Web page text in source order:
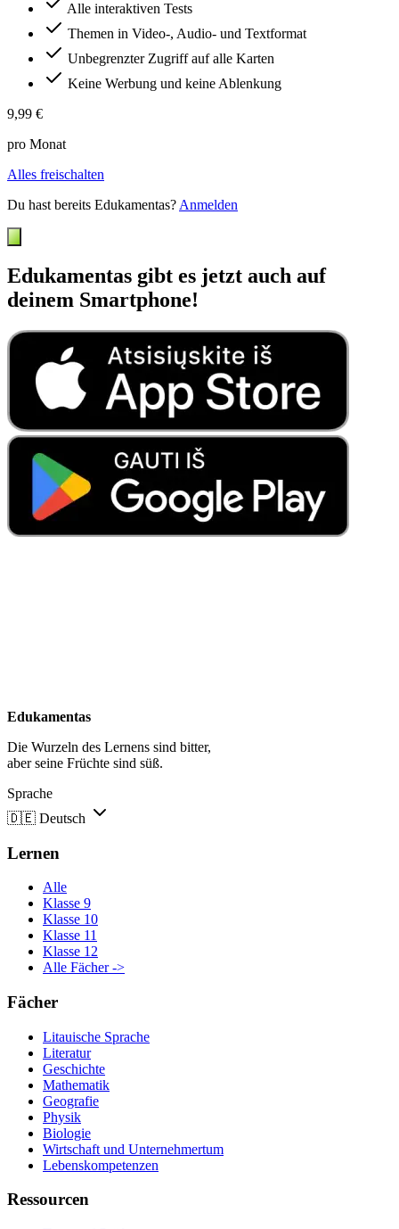
Alle interaktiven Tests
Themen in Video-, Audio- und Textformat
Unbegrenzter Zugriff auf alle Karten
Keine Werbung und keine Ablenkung
9,99 €
pro Monat
Alles freischalten
Du hast bereits Edukamentas? Anmelden
Edukamentas gibt es jetzt auch auf
deinem Smartphone!
Edukamentas
Die Wurzeln des Lernens sind bitter,
aber seine Früchte sind süß.
Sprache
🇩🇪 Deutsch
Lernen
Alle
Klasse 9
Klasse 10
Klasse 11
Klasse 12
Alle Fächer ->
Fächer
Litauische Sprache
Literatur
Geschichte
Mathematik
Geografie
Physik
Biologie
Wirtschaft und Unternehmertum
Lebenskompetenzen
Ressourcen